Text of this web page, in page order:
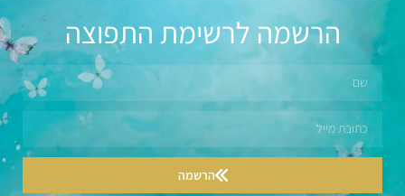
הרשמה לרשימת התפוצה
הרשמה